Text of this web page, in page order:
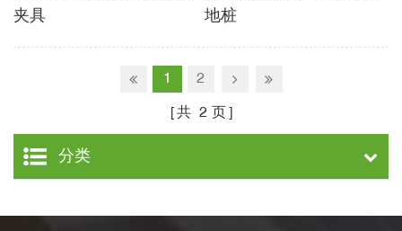
夹具
地桩
1 2
共 2 页
分类